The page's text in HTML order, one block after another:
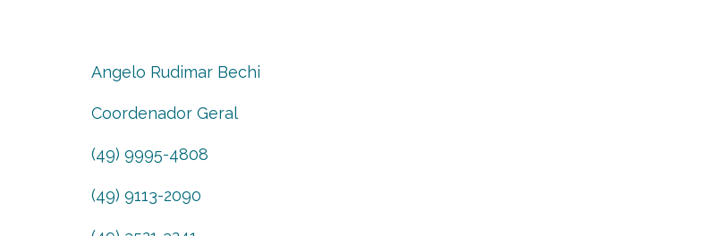
Angelo Rudimar Bechi
Coordenador Geral
(49) 9995-4808
(49) 9113-2090